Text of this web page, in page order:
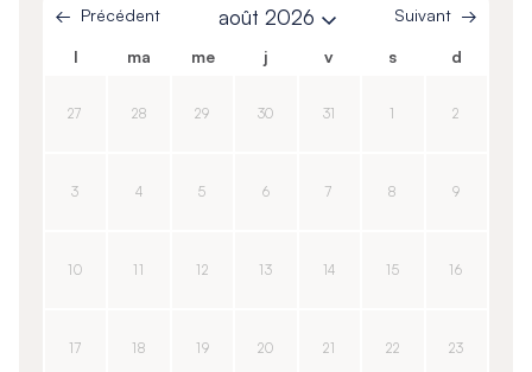
Précédent août 2026 Suivant
l ma me j v s d
27 28 29 30 31 1 2
3 4 5 6 7 8 9
10 11 12 13 14 15 16
17 18 19 20 21 22 23